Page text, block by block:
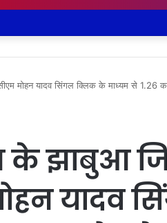
मोहन यादव सिंगल क्लिक के माध्यम से 1.26
के झाबुआ
यादव